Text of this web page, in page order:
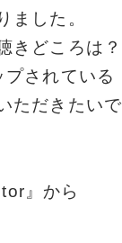
ました。
きどころは？
されている
ただきたいで
』から